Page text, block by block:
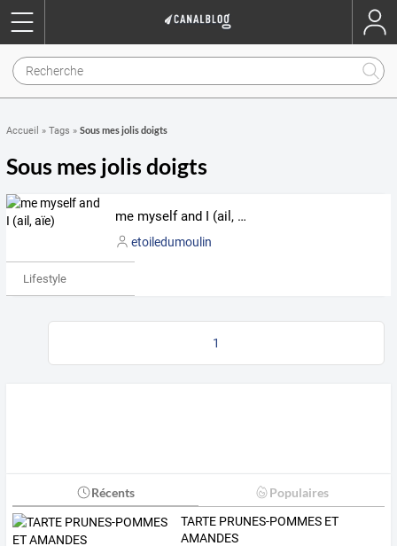
Accueil » Tags » Sous mes jolis doigts
Sous mes jolis doigts
me myself and I (ail, aïe)
etoiledumoulin
Lifestyle
1
Récents Populaires
TARTE PRUNES-POMMES ET
AMANDES